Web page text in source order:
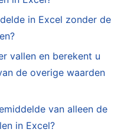
in Excel zonder de
vallen en berekent u
de overige waarden
van alleen de
in Excel?